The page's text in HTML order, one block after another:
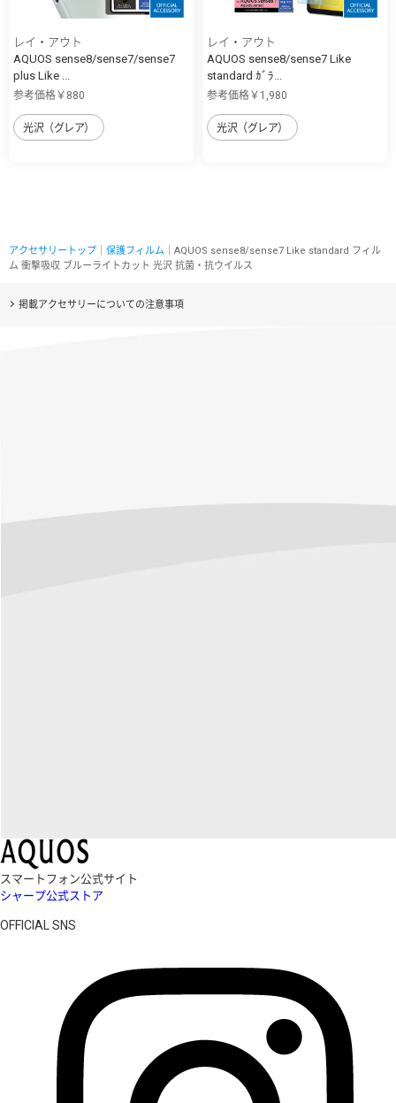
レイ・アウト
AQUOS sense8/sense7/sense7
plus Like ...
参考価格￥880
光沢（グレア）
レイ・アウト
AQUOS sense8/sense7 Like
standard ｶﾞﾗ...
参考価格￥1,980
光沢（グレア）
アクセサリートップ 保護フィルム ｜AQUOS sense8/sense7 Like standard フィル
ム 衝撃吸収 ブルーライトカット 光沢 抗菌・抗ウイルス
掲載アクセサリーについての注意事項
スマートフォン公式サイト
シャープ公式ストア
OFFICIAL SNS